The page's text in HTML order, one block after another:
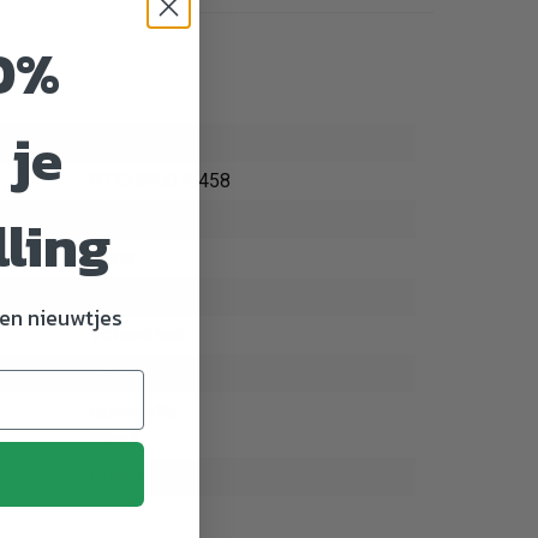
8713595070458
Prins
Volwassen
7.5 kg
Vlees
nieuwtjes